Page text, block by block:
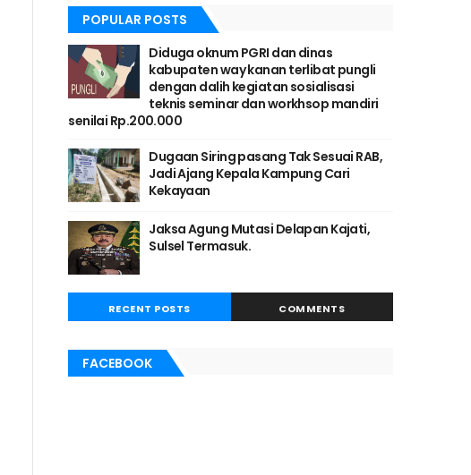
POPULAR POSTS
Diduga oknum PGRI dan dinas
kabupaten way kanan terlibat pungli
dengan dalih kegiatan sosialisasi
teknis seminar dan workhsop mandiri
senilai Rp.200.000
Dugaan Siring pasang Tak Sesuai RAB,
Jadi Ajang Kepala Kampung Cari
Kekayaan
Jaksa Agung Mutasi Delapan Kajati,
Sulsel Termasuk.
RECENT POSTS COMMENTS
FACEBOOK